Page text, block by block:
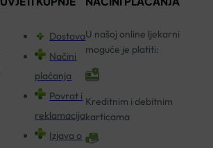
Dostava
Načini
plaćanja
Povrat i
reklamacija
Izjava o
U našoj online ljekarni
moguće je platiti:
Kreditnim i debitnim
karticama